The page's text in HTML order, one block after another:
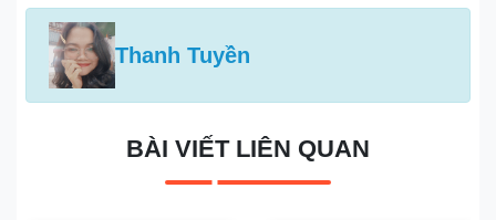
Thanh Tuyền
BÀI VIẾT LIÊN QUAN